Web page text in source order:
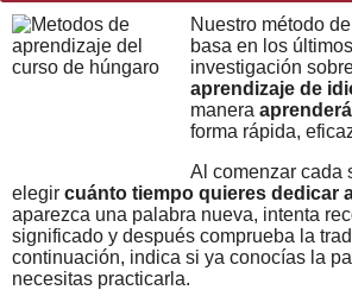
Nuestro método
basa en los
investigación
aprendizaje de
manera
forma rápida,
Al comenzar cada
elegir cuánto tiempo quieres dedicar
aparezca una palabra nueva, intenta
significado y después comprueba la
continuación, indica si ya conocías la
necesitas practicarla.